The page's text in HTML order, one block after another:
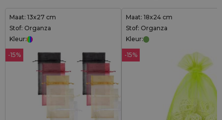
Maat: 13x27 cm
Stof: Organza
Kleur:
-15%
Maat: 18x24 cm
Stof: Organza
Kleur:
-15%